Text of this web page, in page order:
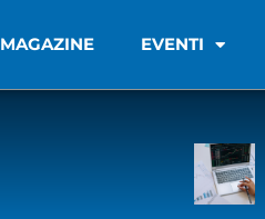
MAGAZINE EVENTI